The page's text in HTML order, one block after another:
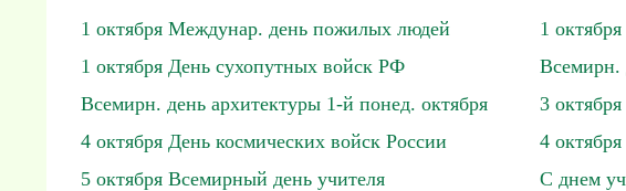
1 октября Междунар. день пожилых людей
1
1 октября День сухопутных войск РФ
Всемирн.
Всемирн. день архитектуры 1-й понед. октября
3
4 октября День космических войск России
4
5 октября Всемирный день учителя
С днем